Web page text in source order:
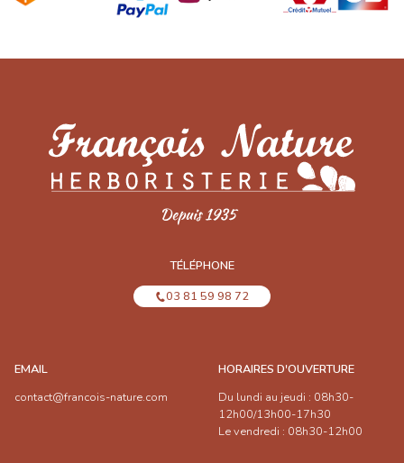
TÉLÉPHONE
03 81 59 98 72
EMAIL
contact@francois-nature.com
HORAIRES D'OUVERTURE
Du lundi au jeudi : 08h30-
12h00/13h00-17h30
Le vendredi : 08h30-12h00